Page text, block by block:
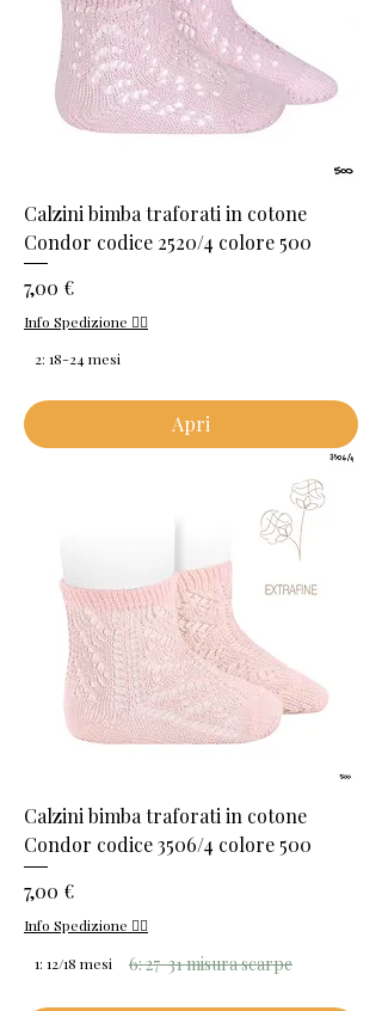
Calzini bimba traforati in cotone
Condor codice 2520/4 colore 500
Prezzo
7,00 €
Info Spedizione 👈🏻
2: 18-24 mesi
Apri
Calzini bimba traforati in cotone
Condor codice 3506/4 colore 500
Prezzo
7,00 €
Info Spedizione 👈🏻
1: 12/18 mesi
6: 27-31 misura scarpe